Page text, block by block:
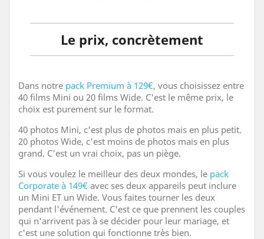
Le prix, concrètement
Dans notre pack Premium à 129€, vous choisissez entre
40 films Mini ou 20 films Wide. C'est le même prix, le
choix est purement sur le format.
40 photos Mini, c'est plus de photos mais en plus petit.
20 photos Wide, c'est moins de photos mais en plus
grand. C'est un vrai choix, pas un piège.
Si vous voulez le meilleur des deux mondes, le pack
Corporate à 149€ avec ses deux appareils peut inclure
un Mini ET un Wide. Vous faites tourner les deux
pendant l'événement. C'est ce que prennent les couples
qui n'arrivent pas à se décider pour leur mariage, et
c'est une solution qui fonctionne très bien.